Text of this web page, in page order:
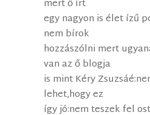
mert ő írt
egy nagyon is élet ízű
nem bírok
hozzászólni mert
van az ő blogja
is mint Kéry
lehet,hogy ez
így jó:nem teszek fel